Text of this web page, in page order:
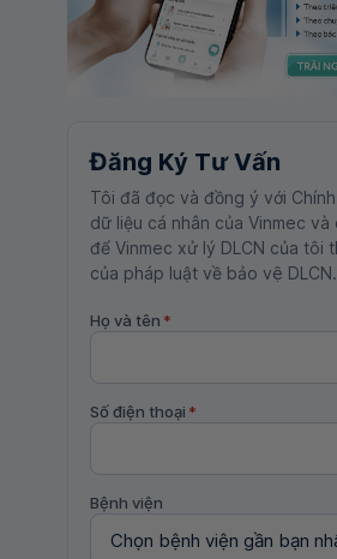
Đăng Ký Tư Vấn
Tôi đã đọc và đồng ý với
dữ liệu cá nhân của Vinmec và
để Vinmec xử lý DLCN của tôi
của pháp luật về bảo vệ DLCN.
Họ và tên *
Số điện thoại *
Bệnh viện